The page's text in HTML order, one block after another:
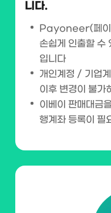
니다.
Payoneer(페이
손쉽게 인출할 수
입니다
개인계정 / 기업
이후 변경이 불가
이베이 판매대금
행계좌 등록이
필